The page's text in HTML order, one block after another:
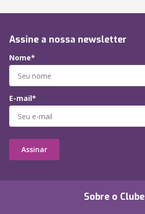
Sobre o Clube
Assine a nossa newsletter
Nome*
E-mail*
Assinar